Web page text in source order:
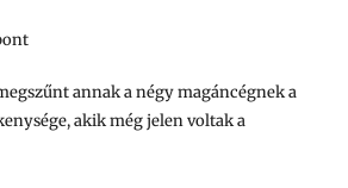
annak a négy magáncégnek a
akik még jelen voltak a